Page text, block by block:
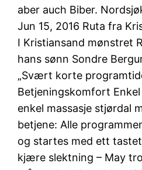
aber auch Biber.
Jun 15, 2016 Ruta fra
I Kristiansand mønstret
hans sønn Sondre
„Svært korte
Betjeningskomfort
enkel massasje stjørdal
betjene: Alle
og startes med ett
kjære slektning – May